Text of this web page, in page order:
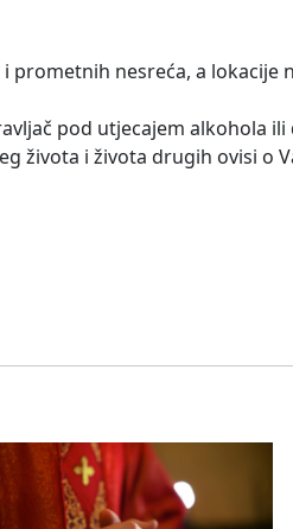
prometnih nesreća, a lokacije
pod utjecajem alkohola ili
života i života drugih ovisi o